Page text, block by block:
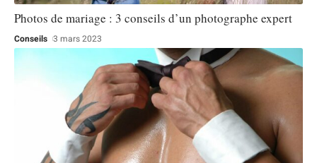
Photos de mariage : 3 conseils d’un photographe expert
Conseils 3 mars 2023